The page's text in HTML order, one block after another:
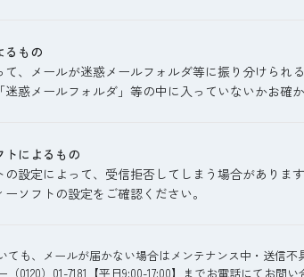
もの
、メールが迷惑メールフォルダ等に振り分けられ
惑メールフォルダ」等の中に入っていないかお確か
によるもの
設定によって、受信拒否してしまう場合があります
ソフトの設定をご確認ください。
も、メールが届かない場合はメンテナンス中・送信
0120）01-7181【平日9:00-17:00】までお電話にてお問